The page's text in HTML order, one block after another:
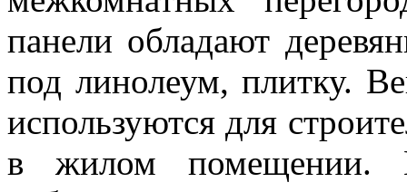
панели обладают
под линолеум, плитку.
используются для
в жилом помещении.